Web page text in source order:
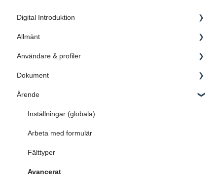
Digital Introduktion
1. Inledning
2. Skapa grunden
3. Dokument
4. Ärende
5. Sök i AM System
6. Dokument & Ärende blir en helhet
FAQ
Allmänt
Administratörsinställningar
FAQ
Användare & profiler
Administrera användare
Administrera profiler
Microsoft Endra ID
FAQ
Dokument
Kategoriinställningar
Inställningar
Hantera utgåvor samt revidera dokument
Arbeta med dokument
Sök - Query Builder
Ärende
Inställningar (globala)
Arbeta med formulär
Fälttyper
Avancerat